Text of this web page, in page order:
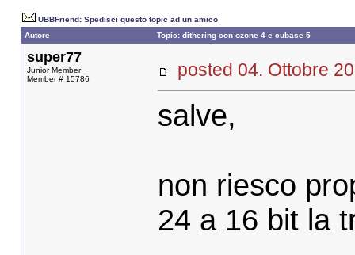
UBBFriend: Spedisci questo topic ad un amico
Autore
Topic: dithering con ozone 4 e cubase 5
super77
Junior Member
Member # 15786
posted 04. Ottobre
salve,
non riesco
24 a 16 bit la